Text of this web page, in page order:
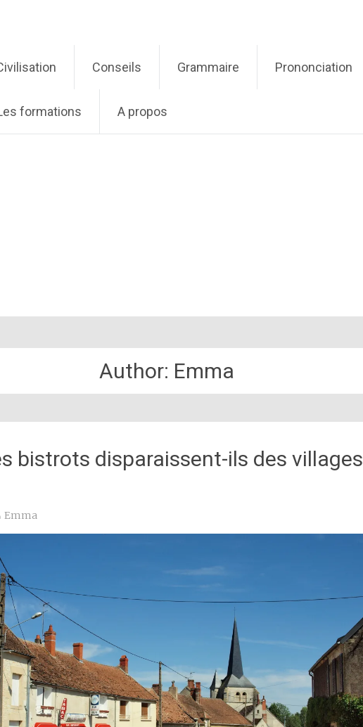
Conseils Grammaire Prononciation
formations A propos
Author: Emma
bistrots disparaissent-ils des villages
Emma